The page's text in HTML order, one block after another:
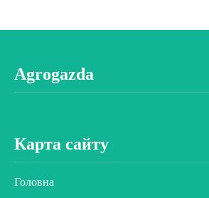
Agrogazda
Карта сайту
Головна